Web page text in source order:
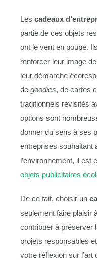
Les cadeaux
partie de ces objets
ont le vent en poupe.
renforcer leur image
leur démarche
de goodies, de cartes
traditionnels revisités
options sont
donner du sens à ses
entreprises souhaitant
l’environnement, il est
objets publicitaires
De ce fait, choisir un
seulement faire plaisir
contribuer à préserver
projets responsables
votre réflexion sur l’art